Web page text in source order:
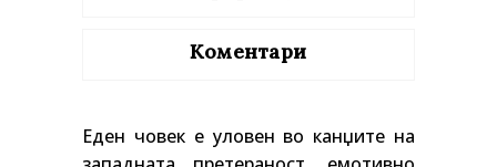
Коментари
Еден човек е уловен во канџите на